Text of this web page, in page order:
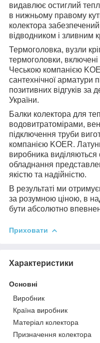
видавлює остиглий
в нижньому правому
колектора
відводником і зливним
Термоголовка, вузли
термоголовки,
Чеською компанією
сантехнічної арматури
позитивних відгуків за
України.
Балки колектора для
водовитратомірами,
підключення труби
компанією KOER.
виробника виділяються
обладнання
якістю та надійністю.
В результаті ми
за розумною ціною, в
бути абсолютно
Приховати
Характеристики
Основні
Виробник
Країна виробник
Матеріал колектора
Призначення колектора